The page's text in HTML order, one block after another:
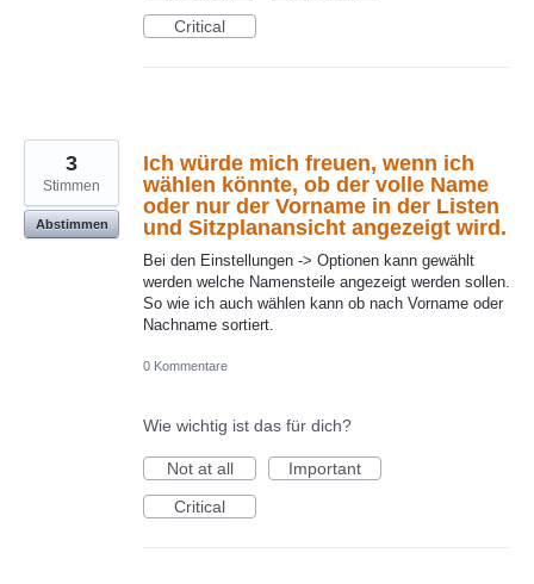
Critical
Ich würde mich freuen, wenn ich
wählen könnte, ob der volle Name
oder nur der Vorname in der Listen
und Sitzplanansicht angezeigt wird.
Bei den Einstellungen -> Optionen kann gewählt
werden welche Namensteile angezeigt werden sollen.
So wie ich auch wählen kann ob nach Vorname oder
Nachname sortiert.
3
Stimmen
Abstimmen
0 Kommentare
Wie wichtig ist das für dich?
Not at all
Important
Critical